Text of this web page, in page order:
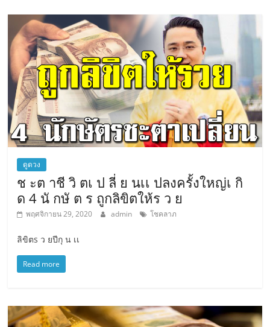
ดูดวง
ช ะต าชี วิ ตเ ป ลี่ ย นเเ ปลงครั้งใหญ่เ กิ
ด 4 นั กษั ต ร ถูกลิขิตให้ร ว ย
พฤศจิกายน 29, 2020 admin โชคลาภ
ลิขิตs ว ยปีกุ น เเ
Read more